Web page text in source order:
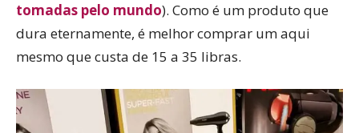
tomadas pelo mundo). Como é um produto que
dura eternamente, é melhor comprar um aqui
mesmo que custa de 15 a 35 libras.